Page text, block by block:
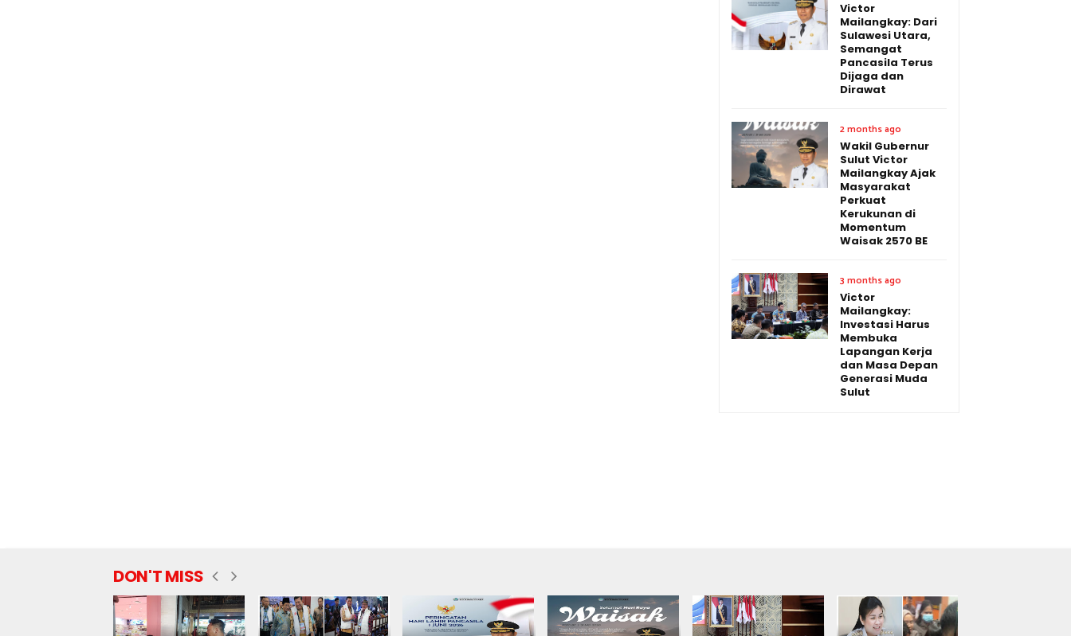
Victor
Mailangkay: Dari
Sulawesi Utara,
Semangat
Pancasila Terus
Dijaga dan
Dirawat
2 months ago
Wakil Gubernur
Sulut Victor
Mailangkay Ajak
Masyarakat
Perkuat
Kerukunan di
Momentum
Waisak 2570 BE
3 months ago
Victor
Mailangkay:
Investasi Harus
Membuka
Lapangan Kerja
dan Masa Depan
Generasi Muda
Sulut
DON'T MISS